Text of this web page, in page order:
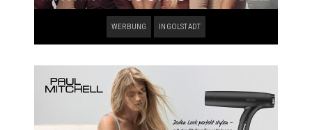
WERBUNG INGOLSTADT